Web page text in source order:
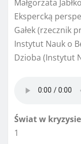
Małgorzata
Ekspercką
Gałek (rzecznik
Instytut Nauk o
Dzioba (Instytut
Świat w
1